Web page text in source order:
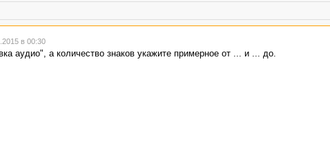
в 00:30
аудио", а количество знаков укажите примерное от ... и ... до.